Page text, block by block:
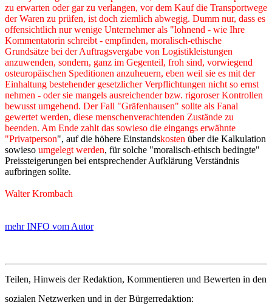
zu erwarten oder gar zu verlangen, vor dem Kauf die Transportwege
der Waren zu prüfen, ist doch ziemlich abwegig. Dumm nur, dass es
offensichtlich nur wenige Unternehmer als "lohnend - wie Ihre
Kommentatorin schreibt - empfinden, moralisch-ethische
Grundsätze bei der Auftragsvergabe von Logistikleistungen
anzuwenden, sondern, ganz im Gegenteil, froh sind, vorwiegend
osteuropäischen Speditionen anzuheuern, eben weil sie es mit der
Einhaltung bestehender gesetzlicher Verpflichtungen nicht so ernst
nehmen - oder sie mangels ausreichender bzw. rigoroser Kontrollen
bewusst umgehend. Der Fall "Gräfenhausen" sollte als Fanal
gewertet werden, diese menschenverachtenden Zustände zu
beenden. Am Ende zahlt das sowieso die eingangs erwähnte
"Privatperson", auf die höhere Einstandskosten über die Kalkulation
sowieso umgelegt werden, für solche "moralisch-ethisch bedingte"
Preissteigerungen bei entsprechender Aufklärung Verständnis
aufbringen sollte.
Walter Krombach
mehr INFO vom Autor
Teilen, Hinweis der Redaktion, Kommentieren und Bewerten in den
sozialen Netzwerken und in der Bürgerredaktion: